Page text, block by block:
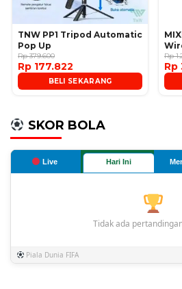
TNW PP1 Tripod Automatic
Pop Up
Rp 379.600
Rp 177.822
BELI SEKARANG
Rp
Rp
SKOR BOLA
Live Hari Ini
Tidak ada
Piala Dunia FIFA